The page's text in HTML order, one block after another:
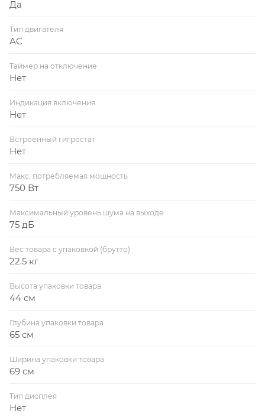
Да
Тип двигателя
AC
Таймер на отключение
Нет
Индикация включения
Нет
Встроенный гигростат
Нет
Макс. потребляемая мощность
750 Вт
Максимальный уровень шума на выходе
75 дБ
Вес товара с упаковкой (брутто)
22.5 кг
Высота упаковки товара
44 см
Глубина упаковки товара
65 см
Ширина упаковки товара
69 см
Тип дисплея
Нет